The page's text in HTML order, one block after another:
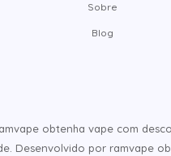
Sobre
Blog
obtenha vape com
Desenvolvido por ramvape